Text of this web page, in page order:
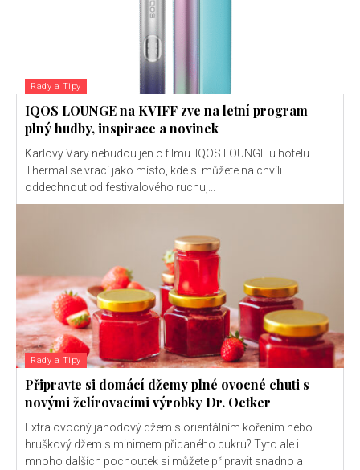
Rady a Tipy
IQOS LOUNGE na KVIFF zve na letní program
plný hudby, inspirace a novinek
Karlovy Vary nebudou jen o filmu. IQOS LOUNGE u hotelu
Thermal se vrací jako místo, kde si můžete na chvíli
oddechnout od festivalového ruchu,...
Rady a Tipy
Připravte si domácí džemy plné ovocné chuti s
novými želírovacími výrobky Dr. Oetker
Extra ovocný jahodový džem s orientálním kořením nebo
hruškový džem s minimem přidaného cukru? Tyto ale i
mnoho dalších pochoutek si můžete připravit snadno a